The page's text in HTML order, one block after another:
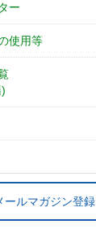
ー
使用等
ールマガジン登録